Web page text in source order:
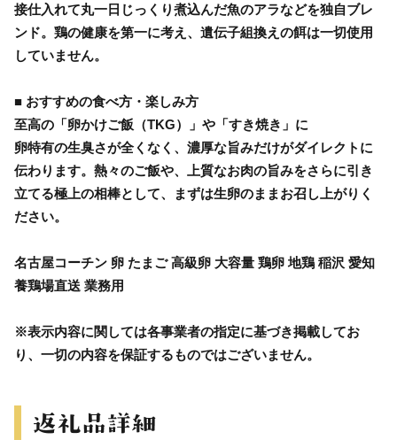
接仕入れて丸一日じっくり煮込んだ魚のアラなどを独自ブレ
ンド。鶏の健康を第一に考え、遺伝子組換えの餌は一切使用
していません。
■ おすすめの食べ方・楽しみ方
至高の「卵かけご飯（TKG）」や「すき焼き」に
卵特有の生臭さが全くなく、濃厚な旨みだけがダイレクトに
伝わります。熱々のご飯や、上質なお肉の旨みをさらに引き
立てる極上の相棒として、まずは生卵のままお召し上がりく
ださい。
名古屋コーチン 卵 たまご 高級卵 大容量 鶏卵 地鶏 稲沢 愛知
養鶏場直送 業務用
※表示内容に関しては各事業者の指定に基づき掲載してお
り、一切の内容を保証するものではございません。